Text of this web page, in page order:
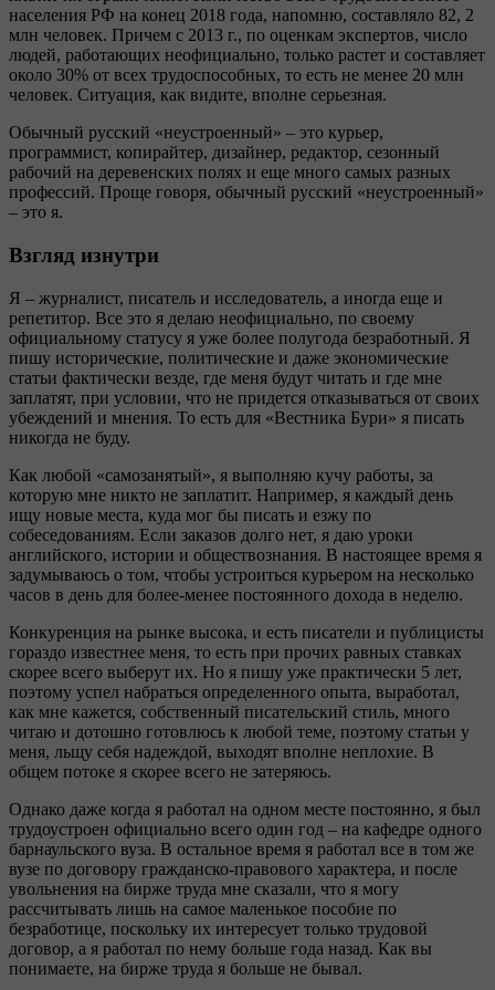
населения РФ на конец 2018 года, напомню, составляло 82, 2
млн человек. Причем с 2013 г., по оценкам экспертов, число
людей, работающих неофициально, только растет и составляет
около 30% от всех трудоспособных, то есть не менее 20 млн
человек. Ситуация, как видите, вполне серьезная.
Обычный русский «неустроенный» – это курьер,
программист, копирайтер, дизайнер, редактор, сезонный
рабочий на деревенских полях и еще много самых разных
профессий. Проще говоря, обычный русский «неустроенный»
– это я.
Взгляд изнутри
Я – журналист, писатель и исследователь, а иногда еще и
репетитор. Все это я делаю неофициально, по своему
официальному статусу я уже более полугода безработный. Я
пишу исторические, политические и даже экономические
статьи фактически везде, где меня будут читать и где мне
заплатят, при условии, что не придется отказываться от своих
убеждений и мнения. То есть для «Вестника Бури» я писать
никогда не буду.
Как любой «самозанятый», я выполняю кучу работы, за
которую мне никто не заплатит. Например, я каждый день
ищу новые места, куда мог бы писать и езжу по
собеседованиям. Если заказов долго нет, я даю уроки
английского, истории и обществознания. В настоящее время я
задумываюсь о том, чтобы устроиться курьером на несколько
часов в день для более-менее постоянного дохода в неделю.
Конкуренция на рынке высока, и есть писатели и публицисты
гораздо известнее меня, то есть при прочих равных ставках
скорее всего выберут их. Но я пишу уже практически 5 лет,
поэтому успел набраться определенного опыта, выработал,
как мне кажется, собственный писательский стиль, много
читаю и дотошно готовлюсь к любой теме, поэтому статьи у
меня, льщу себя надеждой, выходят вполне неплохие. В
общем потоке я скорее всего не затеряюсь.
Однако даже когда я работал на одном месте постоянно, я был
трудоустроен официально всего один год – на кафедре одного
барнаульского вуза. В остальное время я работал все в том же
вузе по договору гражданско-правового характера, и после
увольнения на бирже труда мне сказали, что я могу
рассчитывать лишь на самое маленькое пособие по
безработице, поскольку их интересует только трудовой
договор, а я работал по нему больше года назад. Как вы
понимаете, на бирже труда я больше не бывал.